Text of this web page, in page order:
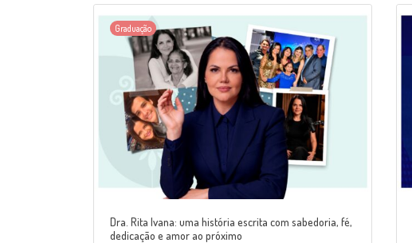
Graduação
Dra. Rita Ivana: uma história escrita com sabedoria, fé,
dedicação e amor ao próximo